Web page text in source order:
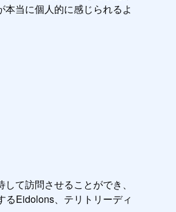
当に個人的に感じられるよ
て訪問させることができ、
るEidolons、テリトリーディ